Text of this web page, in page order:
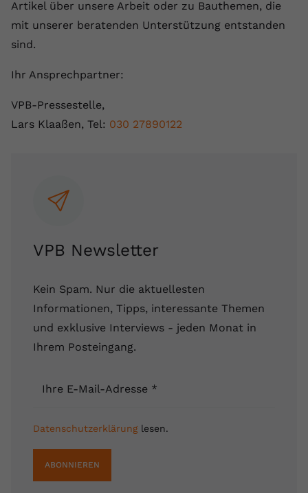
VPB Newsletter
Kein Spam. Nur die aktuellesten
Informationen, Tipps, interessante Themen
und exklusive Interviews - jeden Monat in
Ihrem Posteingang.
Ihre E-Mail-Adresse *
Datenschutzerklärunglesen.
ABONNIEREN
Artikel über unsere Arbeit oder zu Bauthemen, die
mit unserer beratenden Unterstützung entstanden
sind.
Ihr Ansprechpartner:
VPB-Pressestelle,
Lars Klaaßen, Tel: 030 27890122